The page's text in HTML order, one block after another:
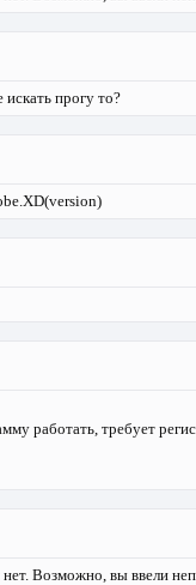
искать прогу то?
работать, требует
Возможно, вы ввели